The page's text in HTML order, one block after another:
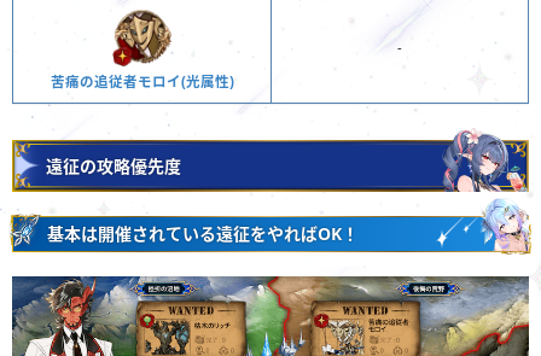
苦痛の追従者モロイ(光属性)
-
遠征の攻略優先度
基本は開催されている遠征をやればOK！